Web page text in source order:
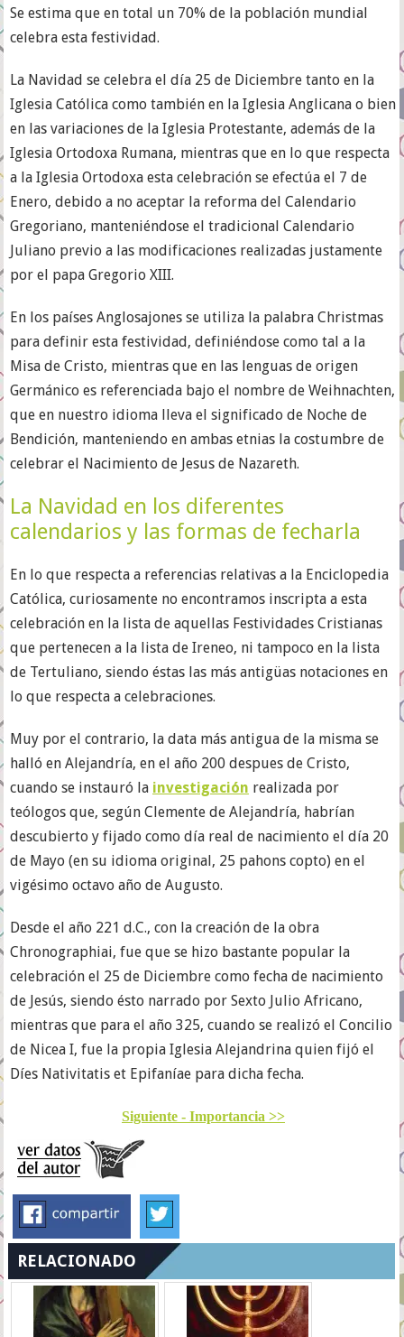
Se estima que en total un 70% de la población mundial
celebra esta festividad.
La Navidad se celebra el día 25 de Diciembre tanto en la
Iglesia Católica como también en la Iglesia Anglicana o bien
en las variaciones de la Iglesia Protestante, además de la
Iglesia Ortodoxa Rumana, mientras que en lo que respecta
a la Iglesia Ortodoxa esta celebración se efectúa el 7 de
Enero, debido a no aceptar la reforma del Calendario
Gregoriano, manteniéndose el tradicional Calendario
Juliano previo a las modificaciones realizadas justamente
por el papa Gregorio XIII.
En los países Anglosajones se utiliza la palabra Christmas
para definir esta festividad, definiéndose como tal a la
Misa de Cristo, mientras que en las lenguas de origen
Germánico es referenciada bajo el nombre de Weihnachten,
que en nuestro idioma lleva el significado de Noche de
Bendición, manteniendo en ambas etnias la costumbre de
celebrar el Nacimiento de Jesus de Nazareth.
La Navidad en los diferentes
calendarios y las formas de fecharla
En lo que respecta a referencias relativas a la Enciclopedia
Católica, curiosamente no encontramos inscripta a esta
celebración en la lista de aquellas Festividades Cristianas
que pertenecen a la lista de Ireneo, ni tampoco en la lista
de Tertuliano, siendo éstas las más antigüas notaciones en
lo que respecta a celebraciones.
Muy por el contrario, la data más antigua de la misma se
halló en Alejandría, en el año 200 despues de Cristo,
cuando se instauró la investigación realizada por
teólogos que, según Clemente de Alejandría, habrían
descubierto y fijado como día real de nacimiento el día 20
de Mayo (en su idioma original, 25 pahons copto) en el
vigésimo octavo año de Augusto.
Desde el año 221 d.C., con la creación de la obra
Chronographiai, fue que se hizo bastante popular la
celebración el 25 de Diciembre como fecha de nacimiento
de Jesús, siendo ésto narrado por Sexto Julio Africano,
mientras que para el año 325, cuando se realizó el Concilio
de Nicea I, fue la propia Iglesia Alejandrina quien fijó el
Díes Nativitatis et Epifaníae para dicha fecha.
Siguiente - Importancia >>
RELACIONADO